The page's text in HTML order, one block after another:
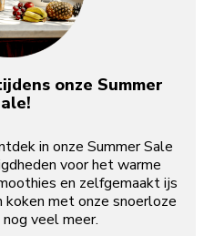
onze Summer
in onze Summer Sale
voor het warme
en zelfgemaakt ijs
met onze snoerloze
veel meer.